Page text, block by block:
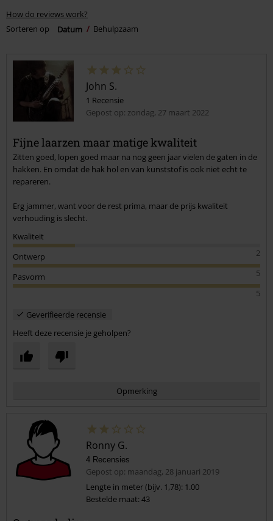
How do reviews work?
Sorteren op
Datum Behulpzaam
John S.
1 Recensie
Gepost op: zondag, 27 maart 2022
Fijne laarzen maar matige kwaliteit
Zitten goed, lopen goed maar na nog geen jaar vielen de gaten in de
hakken. En omdat de hak hol en van kunststof is ook niet echt te
repareren.
Erg jammer, want voor de rest prima, maar de prijs kwaliteit
verhouding is slecht.
Kwaliteit
2
Ontwerp
5
Pasvorm
5
Geverifieerde recensie
Heeft deze recensie je geholpen?
Opmerking
Commentaar versturen
Ronny G.
4 Recensies
Gepost op: maandag, 28 januari 2019
Lengte in meter (bijv. 1,78): 1.00
Bestelde maat: 43